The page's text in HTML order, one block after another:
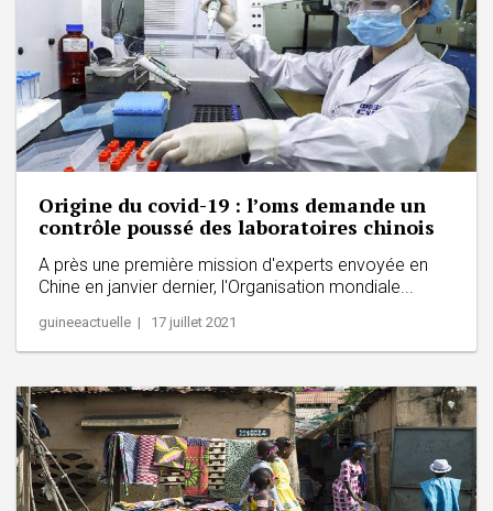
Origine du covid-19 : l’oms demande un
contrôle poussé des laboratoires chinois
A près une première mission d'experts envoyée en
Chine en janvier dernier, l'Organisation mondiale...
guineeactuelle | 17 juillet 2021